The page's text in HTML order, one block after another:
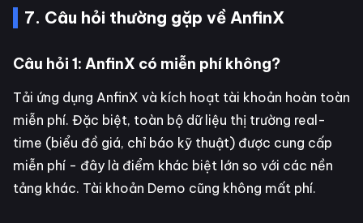
7. Câu hỏi thường gặp về AnfinX
Câu hỏi 1: AnfinX có miễn phí không?
Tải ứng dụng AnfinX và kích hoạt tài khoản hoàn toàn
miễn phí. Đặc biệt, toàn bộ dữ liệu thị trường real-
time (biểu đồ giá, chỉ báo kỹ thuật) được cung cấp
miễn phí - đây là điểm khác biệt lớn so với các nền
tảng khác. Tài khoản Demo cũng không mất phí.